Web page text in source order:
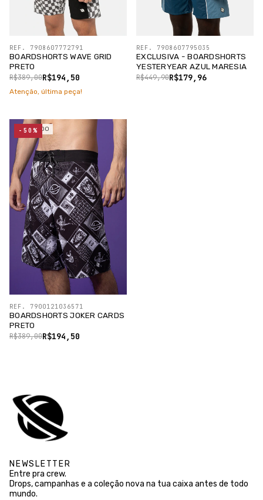
BOARDSHORTS WAVE GRID
PRETO
R$194,50
R$389,00
REF. 7908607772791
Atenção, última peça!
EXCLUSIVA - BOARDSHORTS
YESTERYEAR AZUL MARESIA
R$179,96
R$449,90
REF. 7908607795035
ESGOTADO
BOARDSHORTS JOKER CARDS
PRETO
R$194,50
R$389,00
REF. 7900121036571
-50%
NEWSLETTER
Entre pra crew.
Drops, campanhas e a coleção nova na tua caixa antes de todo
mundo.